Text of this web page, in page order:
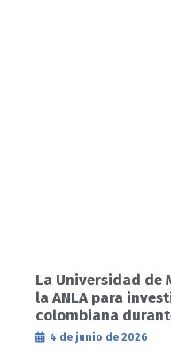
La Universidad de
la ANLA para
colombiana
4 de junio de 2026